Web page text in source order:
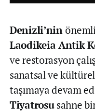
Denizli’nin
Laodikeia Antik
ve restorasyon
sanatsal ve
taşımaya devam
Tiyatrosusahne